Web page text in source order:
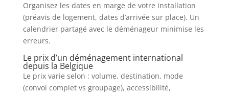
Organisez les dates en marge de votre installation
(préavis de logement, dates d’arrivée sur place). Un
calendrier partagé avec le déménageur minimise les
erreurs.
Le prix d’un déménagement international
depuis la Belgique
Le prix varie selon : volume, destination, mode
(convoi complet vs groupage), accessibilité,